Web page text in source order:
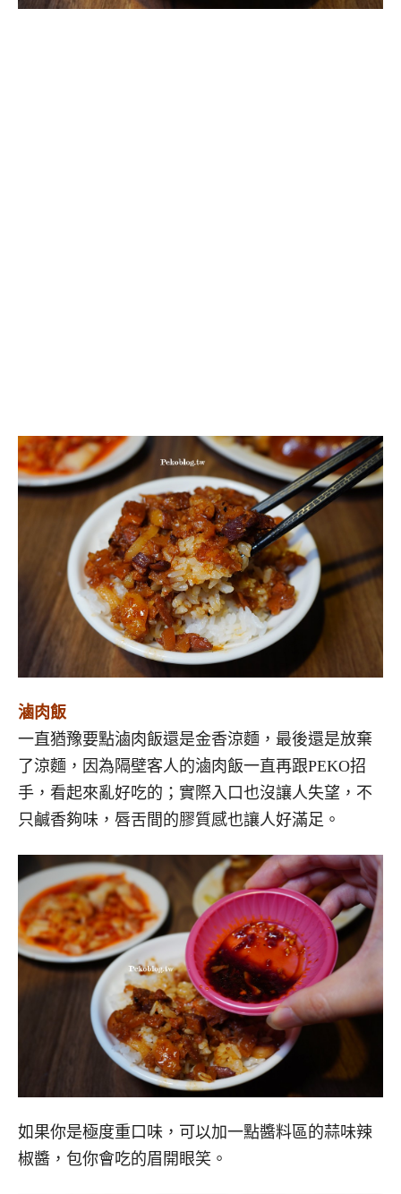
滷肉飯
一直猶豫要點滷肉飯還是金香涼麵，最後還是放棄
了涼麵，因為隔壁客人的滷肉飯一直再跟PEKO招
手，看起來亂好吃的；實際入口也沒讓人失望，不
只鹹香夠味，唇舌間的膠質感也讓人好滿足。
如果你是極度重口味，可以加一點醬料區的蒜味辣
椒醬，包你會吃的眉開眼笑。